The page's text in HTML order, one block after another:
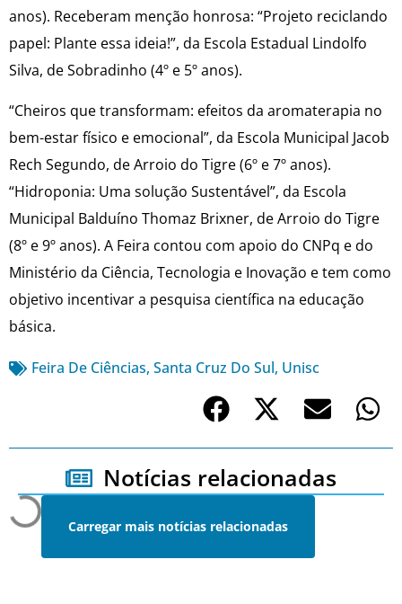
anos). Receberam menção honrosa: “Projeto reciclando
papel: Plante essa ideia!”, da Escola Estadual Lindolfo
Silva, de Sobradinho (4º e 5º anos).
“Cheiros que transformam: efeitos da aromaterapia no
bem-estar físico e emocional”, da Escola Municipal Jacob
Rech Segundo, de Arroio do Tigre (6º e 7º anos).
“Hidroponia: Uma solução Sustentável”, da Escola
Municipal Balduíno Thomaz Brixner, de Arroio do Tigre
(8º e 9º anos). A Feira contou com apoio do CNPq e do
Ministério da Ciência, Tecnologia e Inovação e tem como
objetivo incentivar a pesquisa científica na educação
básica.
Feira De Ciências, Santa Cruz Do Sul, Unisc
Notícias relacionadas
Carregar mais notícias relacionadas